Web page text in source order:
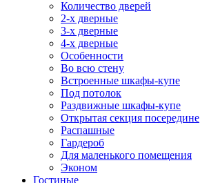
Количество дверей
2-х дверные
3-х дверные
4-х дверные
Особенности
Во всю стену
Встроенные шкафы-купе
Под потолок
Раздвижные шкафы-купе
Открытая секция посередине
Распашные
Гардероб
Для маленького помещения
Эконом
Гостиные